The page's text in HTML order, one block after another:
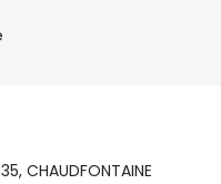
CHAUDFONTAINE